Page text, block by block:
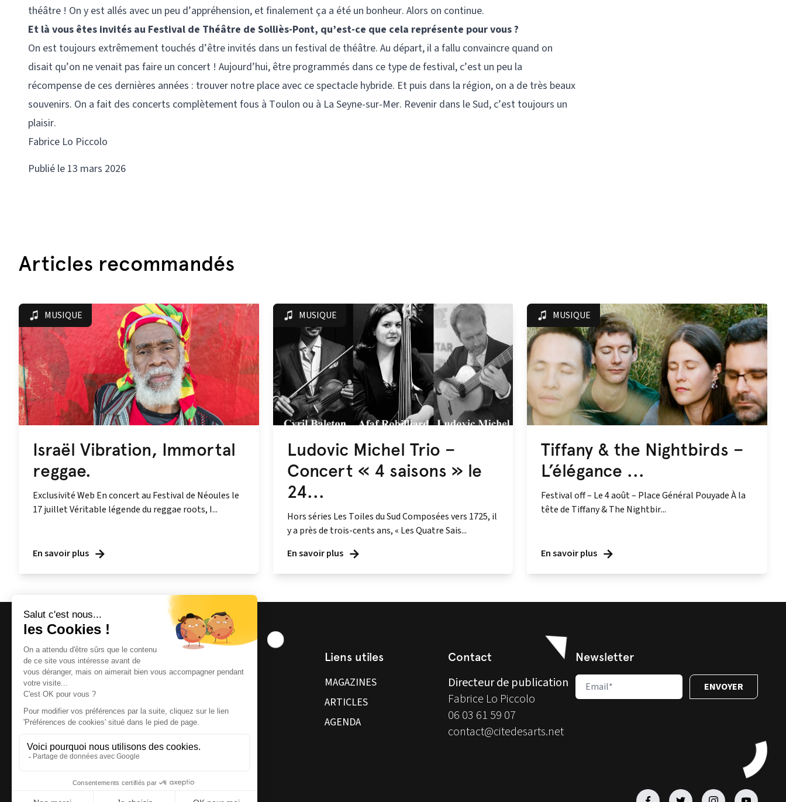
théâtre ! On y est allés avec un peu d’appréhension, et finalement ça a été un bonheur. Alors on continue.
Et là vous êtes invités au Festival de Théâtre de Solliès-Pont, qu’est-ce que cela représente pour vous ?
On est toujours extrêmement touchés d’être invités dans un festival de théâtre. Au départ, il a fallu convaincre quand on
disait qu’on ne venait pas faire un concert ! Aujourd’hui, être programmés dans ce type de festival, c’est un peu la
récompense de ces dernières années : trouver notre place avec ce spectacle hybride. Et puis dans la région, on a de très beaux
souvenirs. On a fait des concerts complètement fous à Toulon ou à La Seyne-sur-Mer. Revenir dans le Sud, c’est toujours un
plaisir.
Fabrice Lo Piccolo
Publié le 13 mars 2026
Articles recommandés
MUSIQUE
Israël Vibration, Immortal
reggae.
Exclusivité Web En concert au Festival de Néoules le
17 juillet Véritable légende du reggae roots, I...
En savoir plus
MUSIQUE
Ludovic Michel Trio –
Concert « 4 saisons » le
24...
Hors séries Les Toiles du Sud Composées vers 1725, il
y a près de trois-cents ans, « Les Quatre Sais...
En savoir plus
MUSIQUE
Tiffany & the Nightbirds –
L’élégance ...
Festival off – Le 4 août – Place Général Pouyade À la
tête de Tiffany & The Nightbir...
En savoir plus
Magazine et site internet culturels varois.
Liens utiles
MAGAZINES
ARTICLES
AGENDA
Contact
Directeur de publication
Fabrice Lo Piccolo
06 03 61 59 07
contact@citedesarts.net
Newsletter